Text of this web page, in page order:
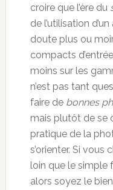
croire que l’ère du
de l’utilisation
doute plus ou
compacts
moins sur les
n’est pas tant
faire de bonnes
mais plutôt de se
pratique de la
s’orienter. Si vous
loin que le simple
alors soyez le